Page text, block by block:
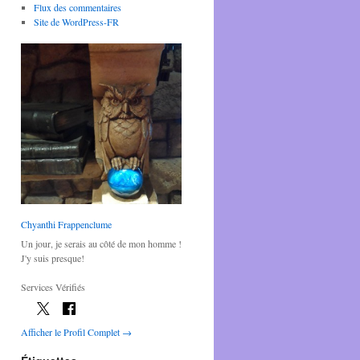
Flux des commentaires
Site de WordPress-FR
Chyanthi Frappenclume
Un jour, je serais au côté de mon homme !
J'y suis presque!
Services Vérifiés
Afficher le Profil Complet →